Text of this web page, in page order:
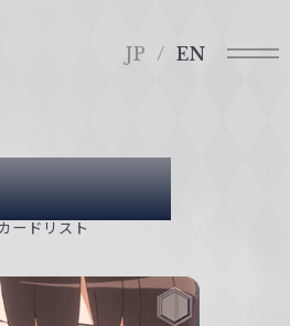
JP EN
List
ードリスト